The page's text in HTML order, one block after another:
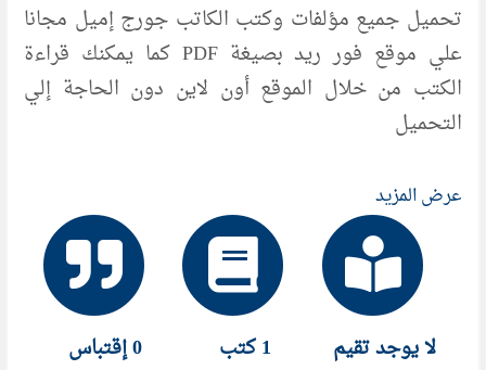
تحميل جميع مؤلفات وكتب الكاتب جورج إميل مجانا
علي موقع فور ريد بصيغة PDF كما يمكنك قراءة
الكتب من خلال الموقع أون لاين دون الحاجة إلي
التحميل
عرض المزيد
لا يوجد تقيم 1 كتب 0 إقتباس